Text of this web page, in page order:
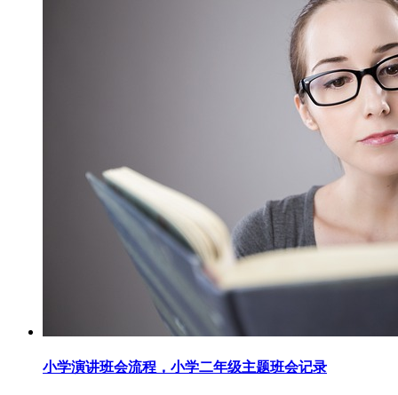
小学演讲班会流程，小学二年级主题班会记录